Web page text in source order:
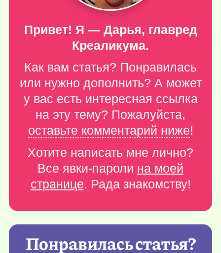
Привет! Я — Дарья, главред
Креаликума.
Как вам статья? Понравилась
или нужно дополнить? А может
у вас есть интересная ссылка
на эту тему? Пожалуйста,
оставьте комментарий ниже!
Хотите написать мне лично?
Все явки-пароли на моей
странице. Рада знакомству!
Понравилась статья?